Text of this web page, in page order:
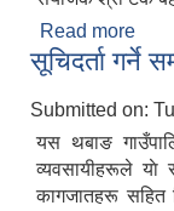
Read more
सूचिदर्ता गर्ने
Submitted on:
यस थबाङ
व्यवसायीहरूले याे
कागजातहरू सहित